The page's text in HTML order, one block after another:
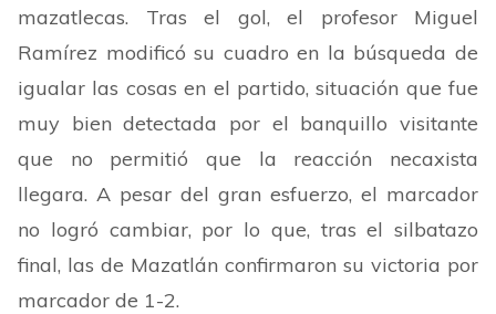
mazatlecas. Tras el gol, el profesor Miguel
Ramírez modificó su cuadro en la búsqueda de
igualar las cosas en el partido, situación que fue
muy bien detectada por el banquillo visitante
que no permitió que la reacción necaxista
llegara. A pesar del gran esfuerzo, el marcador
no logró cambiar, por lo que, tras el silbatazo
final, las de Mazatlán confirmaron su victoria por
marcador de 1-2.